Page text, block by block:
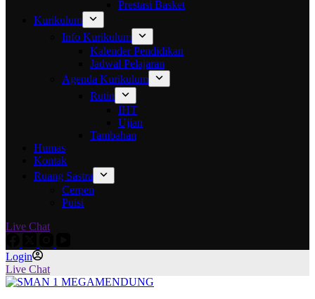
Prestasi Basket
Kurikulum
Info Kurikulum
Kalender Pendidikan
Jadwal Pelajaran
Agenda Kurikulum
Rutin
IHT
Ujian
Tambahan
Humas
Kontak
Ruang Sastra
Cerpen
Puisi
Live Chat
Login
Live Chat